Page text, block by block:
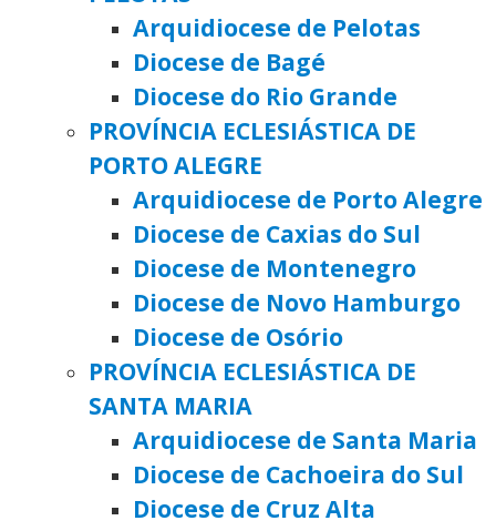
Arquidiocese de Pelotas
Diocese de Bagé
Diocese do Rio Grande
PROVÍNCIA ECLESIÁSTICA DE
PORTO ALEGRE
Arquidiocese de Porto Alegre
Diocese de Caxias do Sul
Diocese de Montenegro
Diocese de Novo Hamburgo
Diocese de Osório
PROVÍNCIA ECLESIÁSTICA DE
SANTA MARIA
Arquidiocese de Santa Maria
Diocese de Cachoeira do Sul
Diocese de Cruz Alta